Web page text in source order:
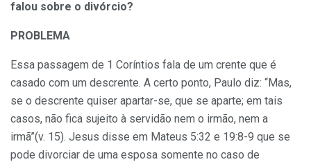
falou sobre o divórcio?
PROBLEMA
Essa passagem de 1 Coríntios fala de um crente que é
casado com um descrente. A certo ponto, Paulo diz: “Mas,
se o descrente quiser apartar-se, que se aparte; em tais
casos, não fica sujeito à servidão nem o irmão, nem a
irmã”(v. 15). Jesus disse em Mateus 5:32 e 19:8-9 que se
pode divorciar de uma esposa somente no caso de